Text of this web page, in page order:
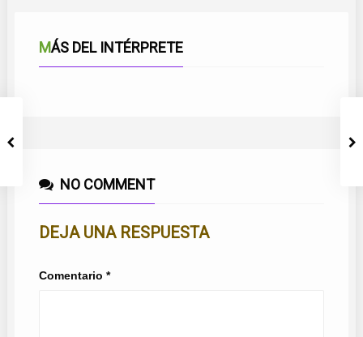
MÁS DEL INTÉRPRETE
COSAS DE MI TIERRA
NO COMMENT
DEJA UNA RESPUESTA
Comentario *